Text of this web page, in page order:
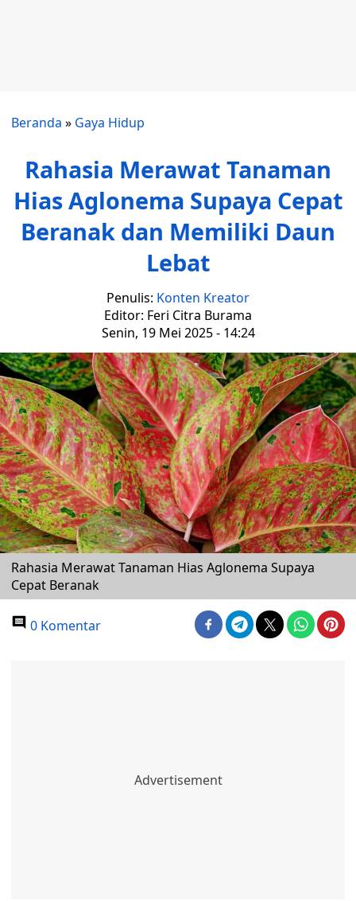
Beranda » Gaya Hidup
Rahasia Merawat Tanaman
Hias Aglonema Supaya Cepat
Beranak dan Memiliki Daun
Lebat
Penulis: Konten Kreator
Editor: Feri Citra Burama
Senin, 19 Mei 2025 - 14:24
Rahasia Merawat Tanaman Hias Aglonema Supaya
Cepat Beranak
0 Komentar